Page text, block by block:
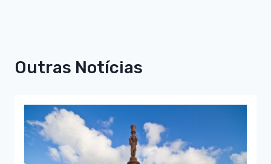
Outras Notícias